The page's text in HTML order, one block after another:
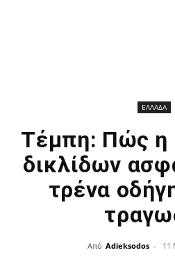
ΕΛΛΑΔΑ
Τέμπη: Πώς η
δικλίδων
τρένα
Από Adieksodos - 11